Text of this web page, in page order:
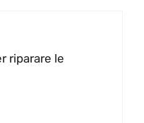
riparare le